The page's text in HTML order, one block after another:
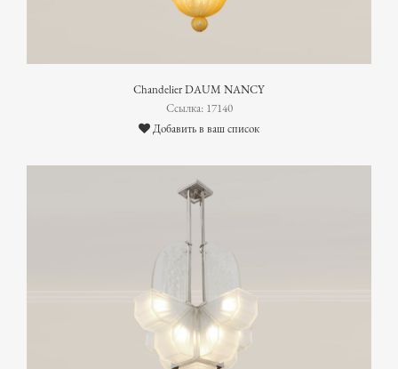
Chandelier DAUM NANCY
Ссылка: 17140
Добавить в ваш список